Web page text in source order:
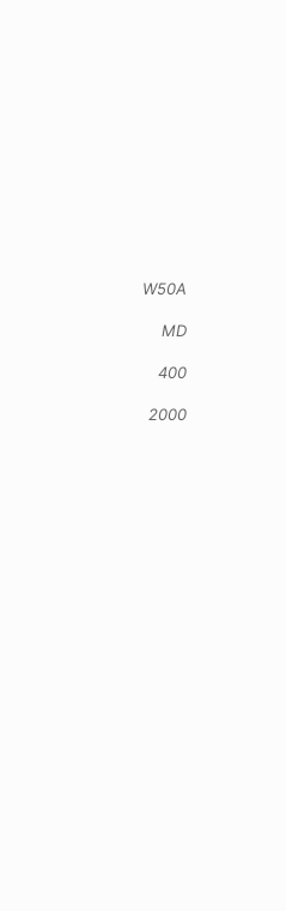
W50A
MD
400
2000